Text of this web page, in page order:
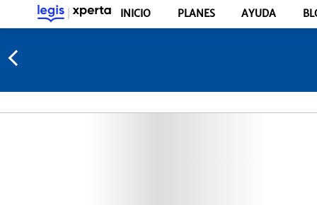
INICIO PLANES AYUDA